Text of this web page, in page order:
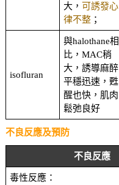
大， 可誘發心
律不整；
isofluran
與halothane相
比，MAC稍
大，誘導麻醉
平穩迅速，甦
醒也快，肌肉
鬆弛良好
不良反應及預防
不良反應
毒性反應：